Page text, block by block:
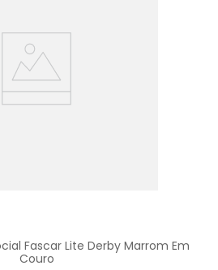
Fascar Lite Derby Marrom Em
Couro